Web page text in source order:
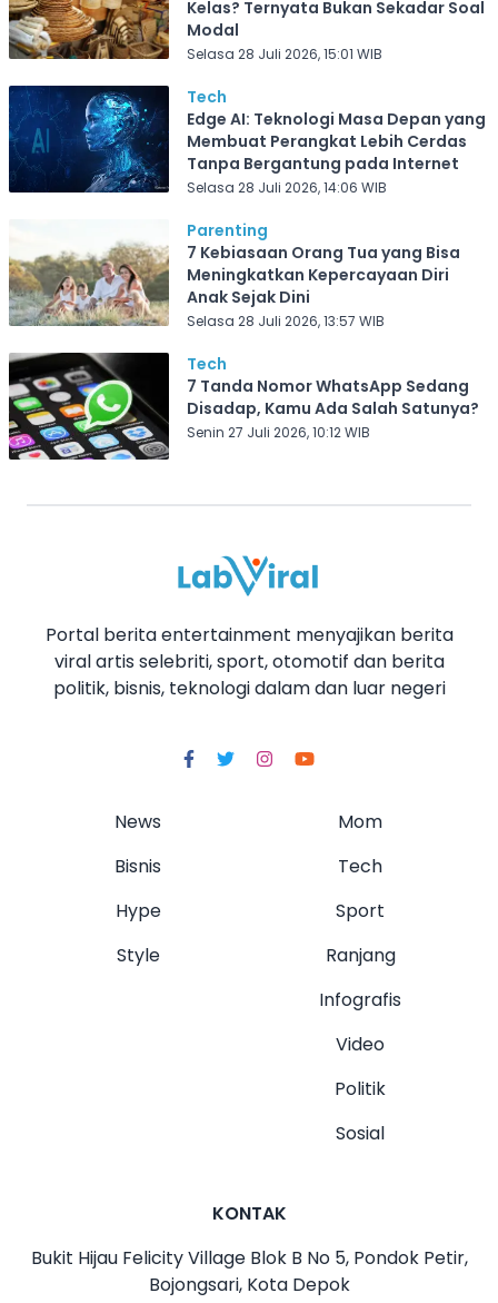
Kelas? Ternyata Bukan Sekadar Soal
Modal
Selasa 28 Juli 2026, 15:01 WIB
Tech
Edge AI: Teknologi Masa Depan yang
Membuat Perangkat Lebih Cerdas
Tanpa Bergantung pada Internet
Selasa 28 Juli 2026, 14:06 WIB
Parenting
7 Kebiasaan Orang Tua yang Bisa
Meningkatkan Kepercayaan Diri
Anak Sejak Dini
Selasa 28 Juli 2026, 13:57 WIB
Tech
7 Tanda Nomor WhatsApp Sedang
Disadap, Kamu Ada Salah Satunya?
Senin 27 Juli 2026, 10:12 WIB
Portal berita entertainment menyajikan berita
viral artis selebriti, sport, otomotif dan berita
politik, bisnis, teknologi dalam dan luar negeri
News
Bisnis
Hype
Style
Mom
Tech
Sport
Ranjang
Infografis
Video
Politik
Sosial
KONTAK
Bukit Hijau Felicity Village Blok B No 5, Pondok Petir,
Bojongsari, Kota Depok